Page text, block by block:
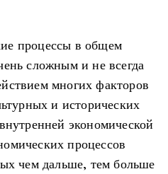
процессы в общем
сложным и не всегда
многих факторов
и исторических
экономической
процессов
чем дальше, тем больше